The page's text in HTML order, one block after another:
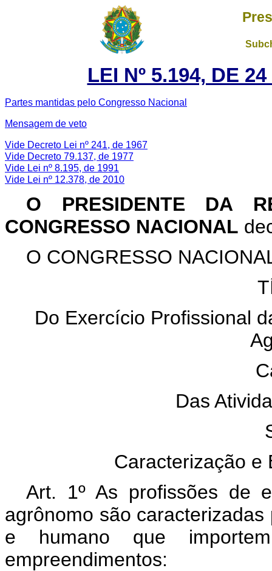
LEI Nº 5.194, DE
Partes mantidas pelo Congresso Nacional
Mensagem de veto
Vide Decreto Lei nº 241, de 1967
Vide Decreto 79.137, de 1977
Vide Lei nº 8.195, de 1991
Vide Lei nº 12.378, de 2010
O PRESIDENTE DA
CONGRESSO NACIONAL
O CONGRESSO
Do Exercício Profissional
Das
Caracterização e
Art. 1º As profissões de
agrônomo são
e humano que
empreendimentos: